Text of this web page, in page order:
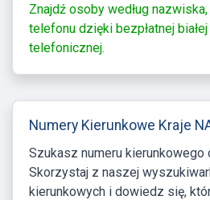
Znajdź osoby według
telefonu dzięki bezpłatnej
telefonicznej.
Numery Kierunkowe Kraje
Szukasz numeru kierunkowego
Skorzystaj z naszej
kierunkowych i dowiedz się,